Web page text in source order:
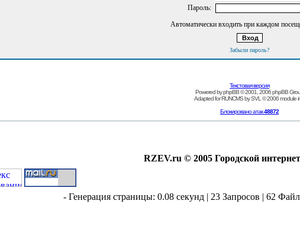
Пароль:
Автоматически входить при каждом
Забыли пароль?
Текстовая версия
Powered byphpBB© 2001, 2006 phpBB
Adapted forRUNCMSbySVL © 2006module
Блокировано атак48872
RZEV.ru © 2005 Городской
- Генерация страницы: 0.08 секунд | 23 Запросов | 62